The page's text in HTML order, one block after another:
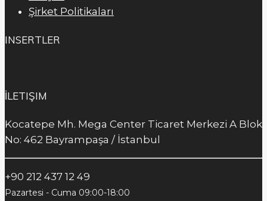
Şirket Politikaları
INSERTLER
İLETIŞIM
Kocatepe Mh. Mega Center Ticaret Merkezi A Blok
No: 462 Bayrampaşa / İstanbul
+90 212 437 12 49
Pazartesi - Cuma 09:00-18:00